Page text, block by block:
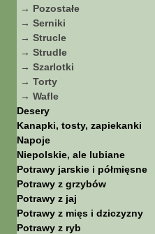
→ Pozostałe
→ Serniki
→ Strucle
→ Strudle
→ Szarlotki
→ Torty
→ Wafle
Desery
Kanapki, tosty, zapiekanki
Napoje
Niepolskie, ale lubiane
Potrawy jarskie i półmięsne
Potrawy z grzybów
Potrawy z jaj
Potrawy z mięs i dziczyzny
Potrawy z ryb